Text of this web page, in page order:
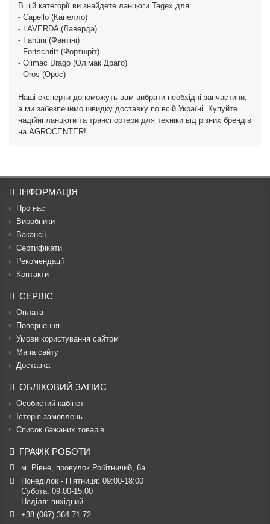
В цій категорії ви знайдете ланцюги Tagex для:
- Capello (Капелло)
- LAVERDA (Лаверда)
- Fantini (Фантіні)
- Fortschritt (Фортшріт)
- Olimac Drago (Олімак Драго)
- Oros (Орос)
Наші експерти допоможуть вам вибрати необхідні запчастини,
а ми забезпечимо швидку доставку по всій Україні. Купуйте
надійні ланцюги та транспортери для техніки від різних брендів
на AGROCENTER!
ІНФОРМАЦІЯ
Про нас
Виробники
Вакансії
Сертифікати
Рекомендації
Контакти
СЕРВІС
Оплата
Повернення
Умови користування сайтом
Мапа сайту
Доставка
ОБЛІКОВИЙ ЗАПИС
Особистий кабінет
Історія замовлень
Список бажаних товарів
ГРАФІК РОБОТИ
м. Рівне, провулок Робітничий, 6а
Понеділок - П’ятниця: 09:00-18:00
Субота: 09:00-15:00
Неділя: вихідний
+38 (067) 364 71 72